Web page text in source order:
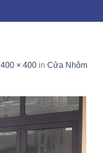
400 × 400 in Cửa Nhôm